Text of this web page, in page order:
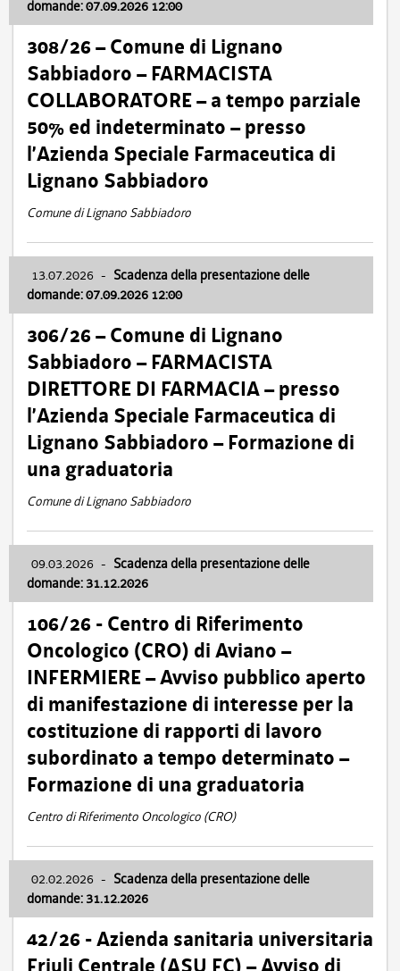
domande: 07.09.2026 12:00
308/26 – Comune di Lignano
Sabbiadoro – FARMACISTA
COLLABORATORE – a tempo parziale
50% ed indeterminato – presso
l’Azienda Speciale Farmaceutica di
Lignano Sabbiadoro
Comune di Lignano Sabbiadoro
13.07.2026 - Scadenza della presentazione delle
domande: 07.09.2026 12:00
306/26 – Comune di Lignano
Sabbiadoro – FARMACISTA
DIRETTORE DI FARMACIA – presso
l’Azienda Speciale Farmaceutica di
Lignano Sabbiadoro – Formazione di
una graduatoria
Comune di Lignano Sabbiadoro
09.03.2026 - Scadenza della presentazione delle
domande: 31.12.2026
106/26 - Centro di Riferimento
Oncologico (CRO) di Aviano –
INFERMIERE – Avviso pubblico aperto
di manifestazione di interesse per la
costituzione di rapporti di lavoro
subordinato a tempo determinato –
Formazione di una graduatoria
Centro di Riferimento Oncologico (CRO)
02.02.2026 - Scadenza della presentazione delle
domande: 31.12.2026
42/26 - Azienda sanitaria universitaria